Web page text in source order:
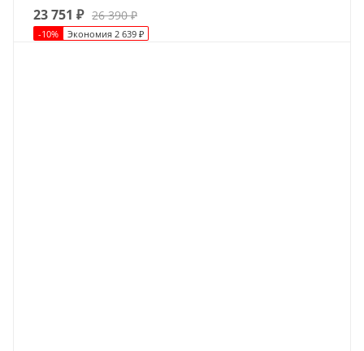
23 751 ₽ 26 390₽
-10% Экономия 2 639 ₽